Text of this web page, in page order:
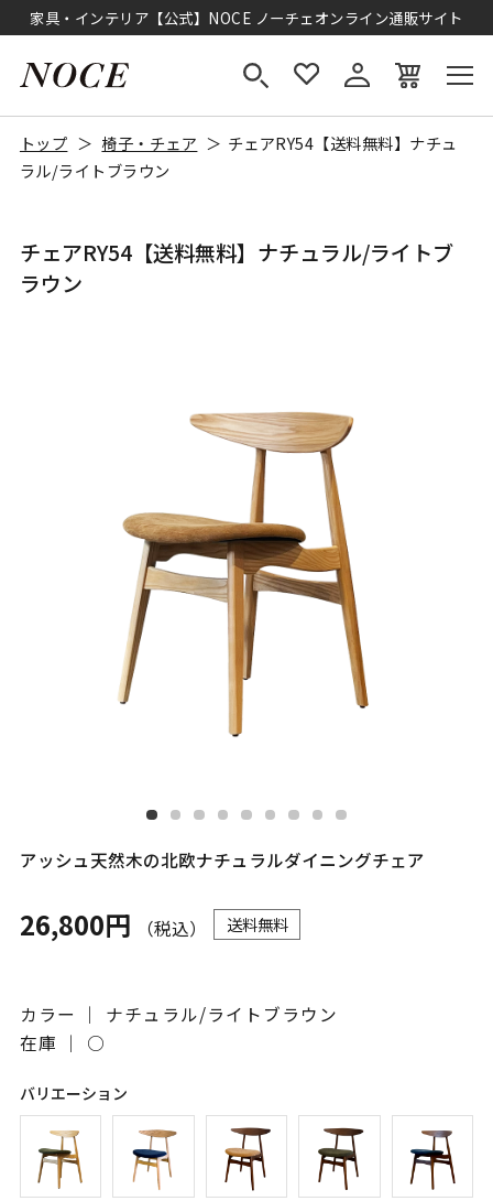
家具・インテリア【公式】NOCE ノーチェオンライン通販サイト
トップ 椅子・チェア
チェアRY54【送料無料】ナチュ
ラル/ライトブラウン
チェアRY54【送料無料】ナチュラル/ライトブ
ラウン
アッシュ天然木の北欧ナチュラルダイニングチェア
26,800円 （税込） 送料無料
カラー ｜ ナチュラル/ライトブラウン
在庫 ｜ ○
バリエーション